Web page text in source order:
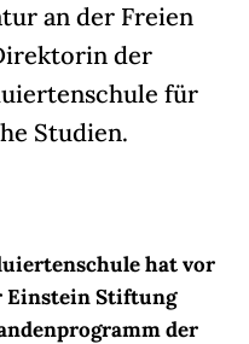
an der Freien
der
für
Studien.
hat vor
Einstein Stiftung
der